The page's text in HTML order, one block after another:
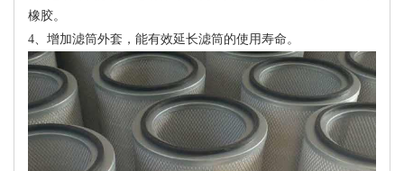
橡胶。
4、增加滤筒外套，能有效延长滤筒的使用寿命。